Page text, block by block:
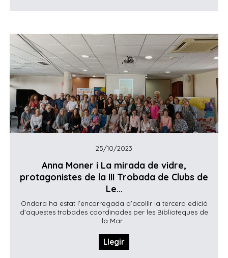
25/10/2023
Anna Moner i La mirada de vidre,
protagonistes de la III Trobada de Clubs de
Le...
Ondara ha estat l’encarregada d’acollir la tercera edició
d’aquestes trobades coordinades per les Biblioteques de
la Mar...
Llegir